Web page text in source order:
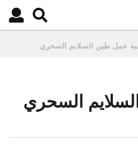
عمل طين السلايم السحري
السحري